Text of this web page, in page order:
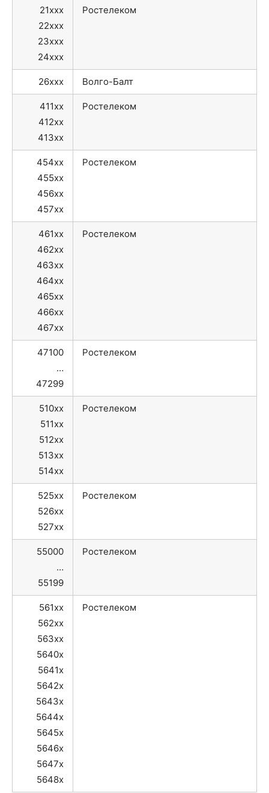
21xxx
22xxx
23xxx
24xxx
Ростелеком
26xxx Волго-Балт
411xx
412xx
413xx
Ростелеком
454xx
455xx
456xx
457xx
Ростелеком
461xx
462xx
463xx
464xx
465xx
466xx
467xx
Ростелеком
47100
…
47299
Ростелеком
510xx
511xx
512xx
513xx
514xx
Ростелеком
525xx
526xx
527xx
Ростелеком
55000
…
55199
Ростелеком
561xx
562xx
563xx
5640x
5641x
5642x
5643x
5644x
5645x
5646x
5647x
5648x
Ростелеком